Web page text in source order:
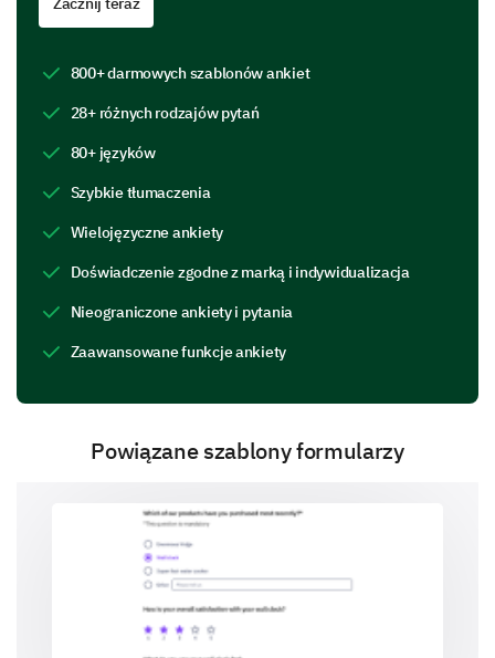
product to understand your detailed experience.
How would you rate the following features of
our product?
Usability
Performance
How often do you encounter issues with our
Occasionally
800+ darmowych szablonów ankiet
28+ różnych rodzajów pytań
80+ języków
Szybkie tłumaczenia
Wielojęzyczne ankiety
Doświadczenie zgodne z marką i indywidualizacja
Nieograniczone ankiety i pytania
Zaawansowane funkcje ankiety
Powiązane szablony formularzy